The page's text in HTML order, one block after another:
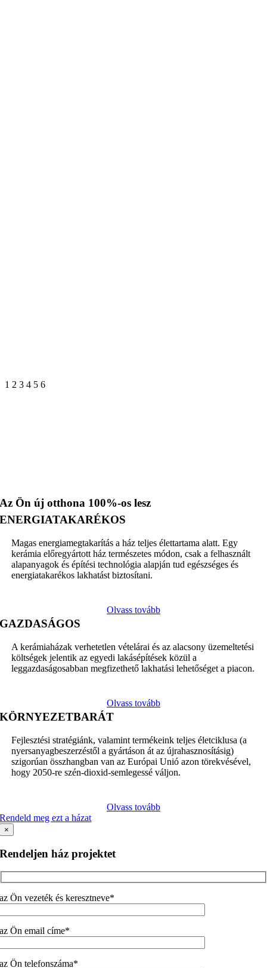
1 2 3 4 5 6
Az Ön új otthona 100%-os lesz
ENERGIATAKARÉKOS
Magas energiamegtakarítás a ház teljes élettartama alatt. Egy
kerámia előregyártott ház természetes módon, csak a felhasznált
alapanyagok és építési technológia alapján tud egészséges és
energiatakarékos lakhatást biztosítani.
Olvass tovább
GAZDASÁGOS
A kerámiaházak verhetetlen vételárai és az alacsony üzemeltetési
költségek jelentik az egyedi lakásépítések közül a
leggazdaságosabban megfizethető lakhatási lehetőséget a piacon.
Olvass tovább
KÖRNYEZETBARÁT
Fejlesztési stratégiánk, valamint termékeink teljes életciklusa (a
nyersanyagbeszerzéstől a gyártáson át az újrahasznosításig)
szigorúan összhangban van az Európai Unió azon törekvésével,
hogy 2050-re szén-dioxid-semlegessé váljon.
Olvass tovább
Rendeld meg ezt a házat
×
Rendeljen ház projektet
az Ön vezeték és keresztneve*
az Ön email címe*
az Ön telefonszáma*